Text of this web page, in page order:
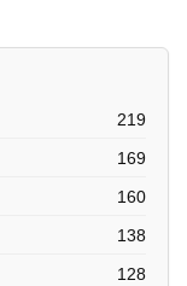
219
169
160
138
128